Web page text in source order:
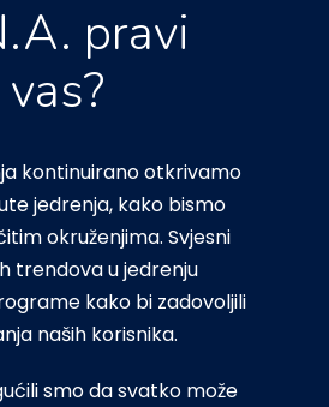
pravi
kontinuirano otkrivamo
jedrenja, kako bismo
okruženjima. Svjesni
trendova u jedrenju
kako bi zadovoljili
naših korisnika.
smo da svatko može